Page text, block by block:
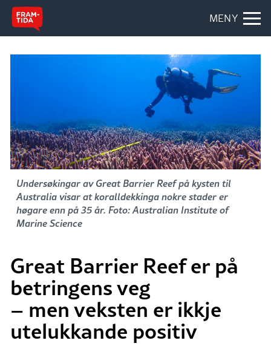
MENY
Undersøkingar av Great Barrier Reef på kysten til
Australia visar at koralldekkinga nokre stader er
høgare enn på 35 år. Foto: Australian Institute of
Marine Science
Great Barrier Reef er på
betringens veg
– men veksten er ikkje
utelukkande positiv